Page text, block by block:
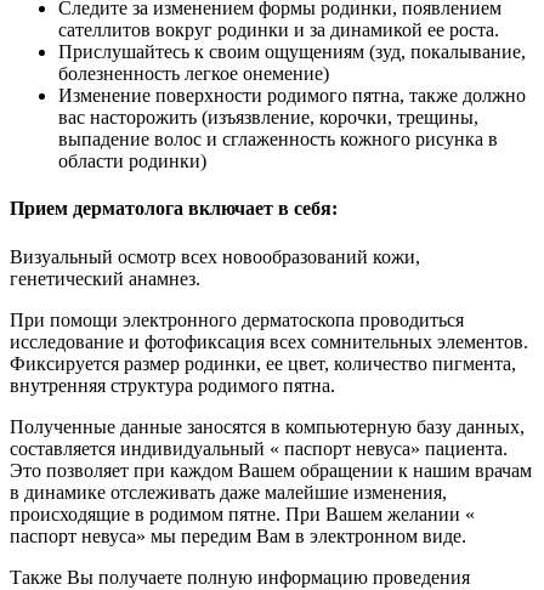
Следите за изменением формы родинки, появлением
сателлитов вокруг родинки и за динамикой ее роста.
Прислушайтесь к своим ощущениям (зуд, покалывание,
болезненность легкое онемение)
Изменение поверхности родимого пятна, также должно
вас насторожить (изъязвление, корочки, трещины,
выпадение волос и сглаженность кожного рисунка в
области родинки)
Прием дерматолога включает в себя:
Визуальный осмотр всех новообразований кожи,
генетический анамнез.
При помощи электронного дерматоскопа проводиться
исследование и фотофиксация всех сомнительных элементов.
Фиксируется размер родинки, ее цвет, количество пигмента,
внутренняя структура родимого пятна.
Полученные данные заносятся в компьютерную базу данных,
составляется индивидуальный « паспорт невуса» пациента.
Это позволяет при каждом Вашем обращении к нашим врачам
в динамике отслеживать даже малейшие изменения,
происходящие в родимом пятне. При Вашем желании «
паспорт невуса» мы передим Вам в электронном виде.
Также Вы получаете полную информацию проведения